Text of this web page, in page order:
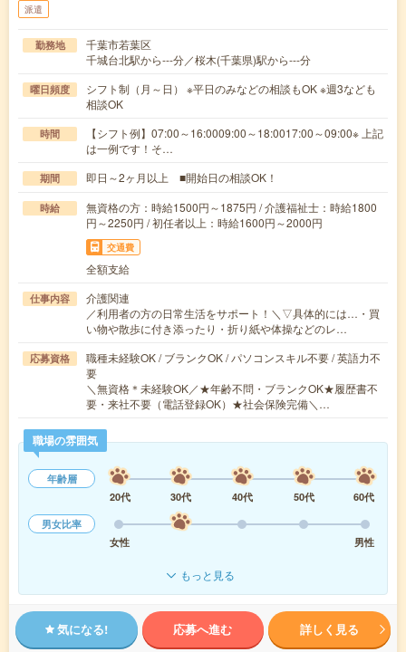
派遣
勤務地
千葉市若葉区
千城台北駅から---分／桜木(千葉県)駅から---分
曜日頻度
シフト制（月～日） ※平日のみなどの相談もOK ※週3なども
相談OK
時間
【シフト例】07:00～16:0009:00～18:0017:00～09:00※ 上記
は一例です！そ…
期間 即日～2ヶ月以上 ■開始日の相談OK！
時給
無資格の方：時給1500円～1875円 / 介護福祉士：時給1800
円～2250円 / 初任者以上：時給1600円～2000円
交通費
全額支給
仕事内容
介護関連
／利用者の方の日常生活をサポート！＼▽具体的には…・買
い物や散歩に付き添ったり・折り紙や体操などのレ…
応募資格
職種未経験OK / ブランクOK / パソコンスキル不要 / 英語力不
要
＼無資格＊未経験OK／★年齢不問・ブランクOK★履歴書不
要・来社不要（電話登録OK）★社会保険完備＼…
職場の雰囲気
年齢層
20代
30代 40代 50代
60代
男女比率
女性
男性
もっと見る
気になる! 応募へ進む 詳しく見る